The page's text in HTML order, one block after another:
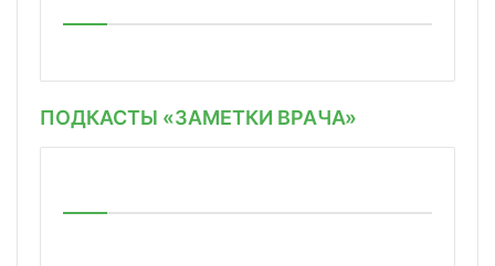
ПОДКАСТЫ «ЗАМЕТКИ ВРАЧА»